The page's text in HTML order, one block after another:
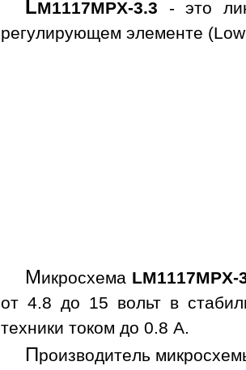
LM1117MPX-3.3 - это
регулирующем элементе
Микросхема LM1117MPX-
от 4.8 до 15 вольт в
техники током до 0.8 A.
Производитель